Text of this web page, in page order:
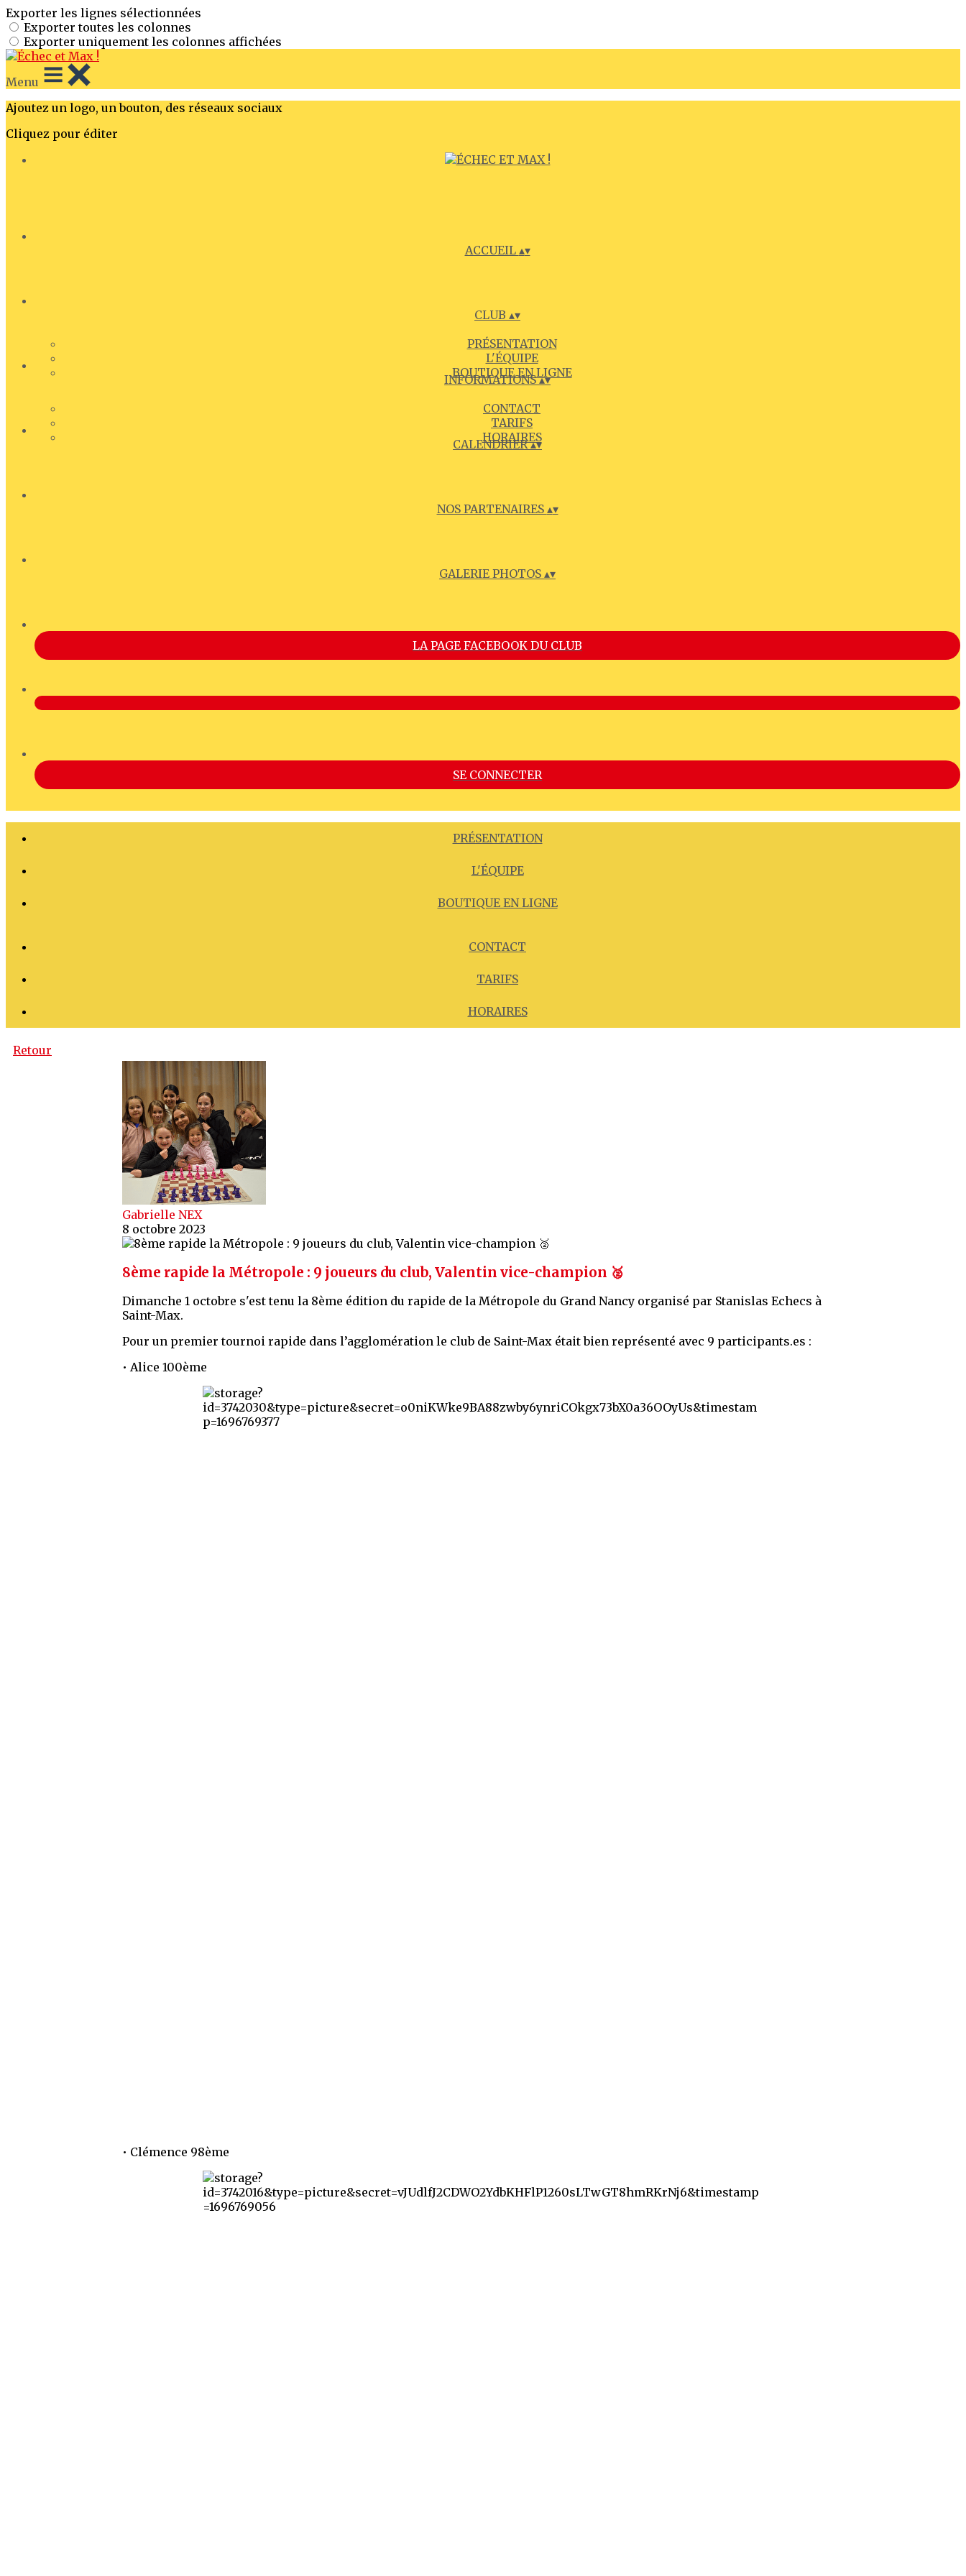
Exporter les lignes sélectionnées
Exporter toutes les colonnes
Exporter uniquement les colonnes affichées
Menu
Ajoutez un logo, un bouton, des réseaux sociaux
Cliquez pour éditer
ACCUEIL ▴▾
CLUB ▴▾
PRÉSENTATION
L'ÉQUIPE
BOUTIQUE EN LIGNE
INFORMATIONS▴▾
CONTACT
TARIFS
HORAIRES
CALENDRIER▴▾
NOS PARTENAIRES ▴▾
GALERIE PHOTOS ▴▾
LA PAGE FACEBOOK DU CLUB
SE CONNECTER
PRÉSENTATION
L'ÉQUIPE
BOUTIQUE EN LIGNE
CONTACT
TARIFS
HORAIRES
Retour
Gabrielle NEX
8 octobre 2023
8ème rapide la Métropole : 9 joueurs du club, Valentin vice-champion 🥈
Dimanche 1 octobre s'est tenu la 8ème édition du rapide de la Métropole du Grand Nancy organisé par Stanislas Echecs à
Saint-Max.
Pour un premier tournoi rapide dans l’agglomération le club de Saint-Max était bien représenté avec 9 participants.es :
• Alice 100ème
• Clémence 98ème